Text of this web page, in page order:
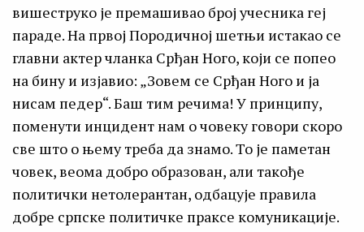
вишеструко је премашивао број учесника геј
параде. На првој Породичној шетњи истакао се
главни актер чланка Срђан Ного, који се попео
на бину и изјавио: „Зовем се Срђан Ного и ја
нисам педер“. Баш тим речима! У принципу,
поменути инцидент нам о човеку говори скоро
све што о њему треба да знамо. То је паметан
човек, веома добро образован, али такође
политички нетолерантан, одбацује правила
добре српске политичке праксе комуникације.